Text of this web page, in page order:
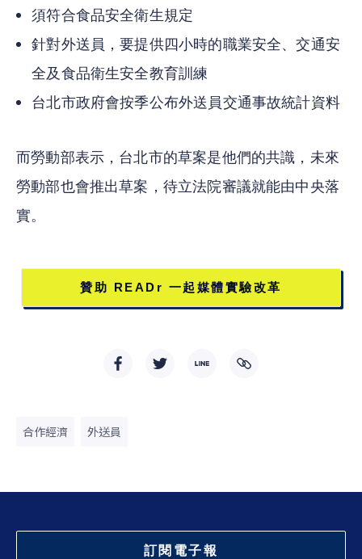
須符合食品安全衛生規定
針對外送員，要提供四小時的職業安全、交通安
全及食品衛生安全教育訓練
台北市政府會按季公布外送員交通事故統計資料
而勞動部表示，台北市的草案是他們的共識，未來
勞動部也會推出草案，待立法院審議就能由中央落
實。
贊助 READr 一起媒體實驗改革
合作經濟 外送員
訂閱電子報